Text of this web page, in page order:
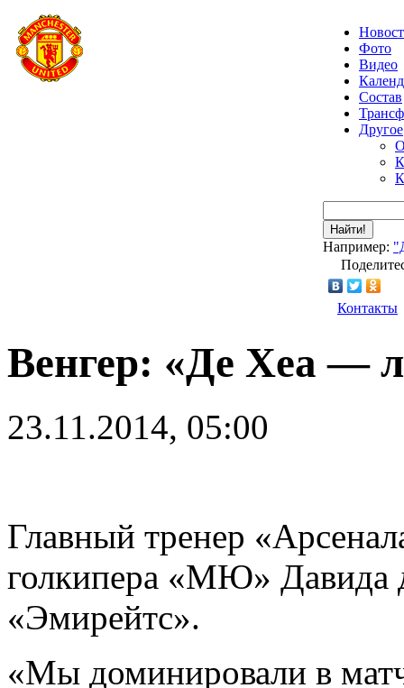
Фото
Видео
Состав
Другое
Найти!
Например:
Контакты
Венгер: «Де Хеа —
23.11.2014, 05:00
Главный тренер
голкипера «МЮ» Давида
«Эмирейтс».
«Мы доминировали в